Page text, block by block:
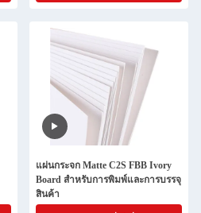
แผ่นกระจก Matte C2S FBB Ivory
Board สําหรับการพิมพ์และการบรรจุ
สินค้า